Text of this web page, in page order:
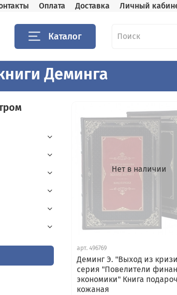
Оплата Доставка Личный
Каталог
Деминга
Нет в наличии
арт.496769
Деминг Э. "Выход из
серия "Повелители
экономики" Книга
кожаная